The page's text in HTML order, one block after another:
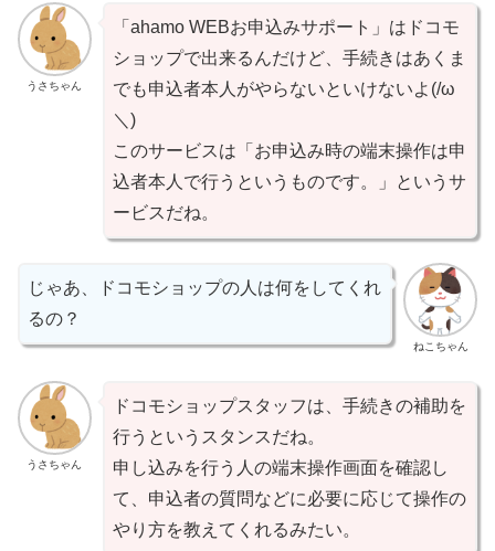
うさちゃん
「ahamo WEBお申込みサポート」はドコモ
ショップで出来るんだけど、手続きはあくま
でも申込者本人がやらないといけないよ(/ω
＼)
このサービスは「お申込み時の端末操作は申
込者本人で行うというものです。」というサ
ービスだね。
ねこちゃん
じゃあ、ドコモショップの人は何をしてくれ
るの？
うさちゃん
ドコモショップスタッフは、手続きの補助を
行うというスタンスだね。
申し込みを行う人の端末操作画面を確認し
て、申込者の質問などに必要に応じて操作の
やり方を教えてくれるみたい。